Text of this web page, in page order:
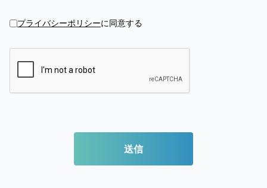
プライバシーポリシーに同意する
送信